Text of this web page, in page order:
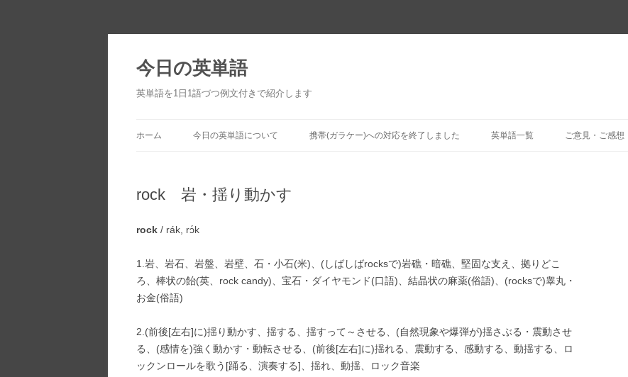
今日の英単語
英単語を1日1語づつ例文付きで紹介します
ホーム 今日の英単語について 携帯(ガラケー)への対応を終了しました 英単語一覧 ご意見・ご感想
rock 岩・揺り動かす
rock / rák, rɔ́k
1.岩、岩石、岩盤、岩壁、石・小石(米)、(しばしばrocksで)岩礁・暗礁、堅固な支え、拠りどこ
ろ、棒状の飴(英、rock candy)、宝石・ダイヤモンド(口語)、結晶状の麻薬(俗語)、(rocksで)睾丸・
お金(俗語)
2.(前後[左右]に)揺り動かす、揺する、揺すって～させる、(自然現象や爆弾が)揺さぶる・震動させ
る、(感情を)強く動かす・動転させる、(前後[左右]に)揺れる、震動する、感動する、動揺する、ロ
ックンロールを歌う[踊る、演奏する]、揺れ、動揺、ロック音楽